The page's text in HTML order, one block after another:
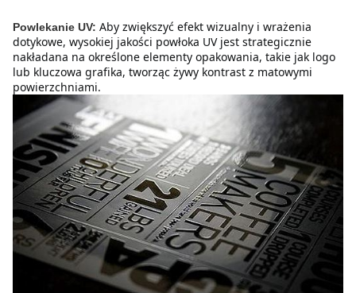
Powlekanie UV: Aby zwiększyć efekt wizualny i wrażenia
dotykowe, wysokiej jakości powłoka UV jest strategicznie
nakładana na określone elementy opakowania, takie jak logo
lub kluczowa grafika, tworząc żywy kontrast z matowymi
powierzchniami.